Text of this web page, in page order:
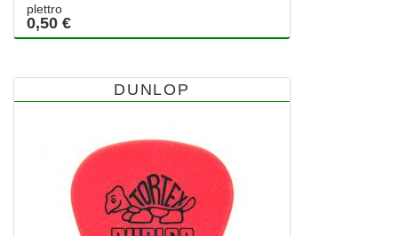
plettro
0,50 €
DUNLOP